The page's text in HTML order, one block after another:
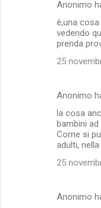
Anonimo
è,una
vedendo
prenda
25
Anonimo
la cosa
bambini ad
Come si
adulti,
25
Anonimo